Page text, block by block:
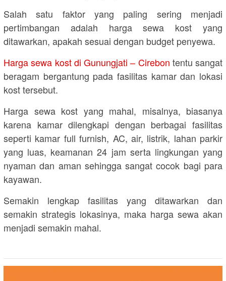
Salah satu faktor yang paling sering menjadi
pertimbangan adalah harga sewa kost yang
ditawarkan, apakah sesuai dengan budget penyewa.
Harga sewa kost di Gunungjati – Cirebon tentu sangat
beragam bergantung pada fasilitas kamar dan lokasi
kost tersebut.
Harga sewa kost yang mahal, misalnya, biasanya
karena kamar dilengkapi dengan berbagai fasilitas
seperti kamar full furnish, AC, air, listrik, lahan parkir
yang luas, keamanan 24 jam serta lingkungan yang
nyaman dan aman sehingga sangat cocok bagi para
kayawan.
Semakin lengkap fasilitas yang ditawarkan dan
semakin strategis lokasinya, maka harga sewa akan
menjadi semakin mahal.